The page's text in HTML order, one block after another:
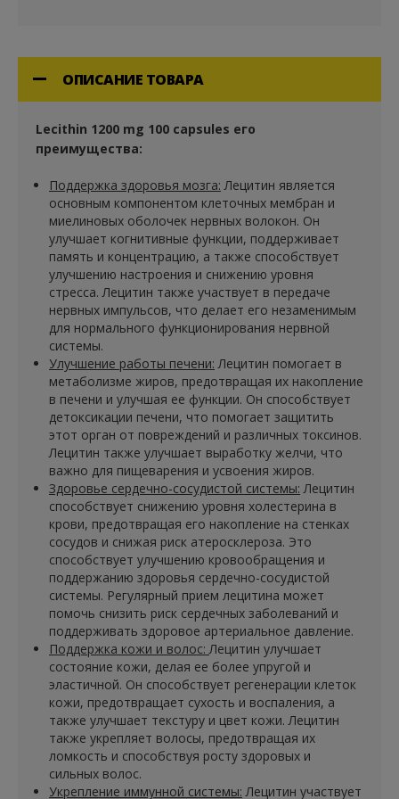
для синтеза ацетилхолина, важного нейротрансмиттера,
подходит для ежедневного использования и
вегетарианцев. Каждая капсула содержит точную дозу
лецитина, что обеспечивает его высокую биодоступность
и эффективность. Lecithin 1200 mg 100 капсул – это
идеальный выбор для тех, кто заботится о здоровье
своего мозга, печени и
ОПИСАНИЕ ТОВАРА
Lecithin 1200 mg 100 capsules его
преимущества:
Поддержка здоровья мозга: Лецитин является
основным компонентом клеточных мембран и
миелиновых оболочек нервных волокон. Он
улучшает когнитивные функции, поддерживает
память и концентрацию, а также способствует
улучшению настроения и снижению уровня
стресса. Лецитин также участвует в передаче
нервных импульсов, что делает его незаменимым
для нормального функционирования нервной
системы.
Улучшение работы печени: Лецитин помогает в
метаболизме жиров, предотвращая их накопление
в печени и улучшая ее функции. Он способствует
детоксикации печени, что помогает защитить
этот орган от повреждений и различных токсинов.
Лецитин также улучшает выработку желчи, что
важно для пищеварения и усвоения жиров.
Здоровье сердечно-сосудистой системы: Лецитин
способствует снижению уровня холестерина в
крови, предотвращая его накопление на стенках
сосудов и снижая риск атеросклероза. Это
способствует улучшению кровообращения и
поддержанию здоровья сердечно-сосудистой
системы. Регулярный прием лецитина может
помочь снизить риск сердечных заболеваний и
поддерживать здоровое артериальное давление.
Поддержка кожи и волос:Лецитин улучшает
состояние кожи, делая ее более упругой и
эластичной. Он способствует регенерации клеток
кожи, предотвращает сухость и воспаления, а
также улучшает текстуру и цвет кожи. Лецитин
также укрепляет волосы, предотвращая их
ломкость и способствуя росту здоровых и
сильных волос.
Укрепление иммунной системы: Лецитин участвует